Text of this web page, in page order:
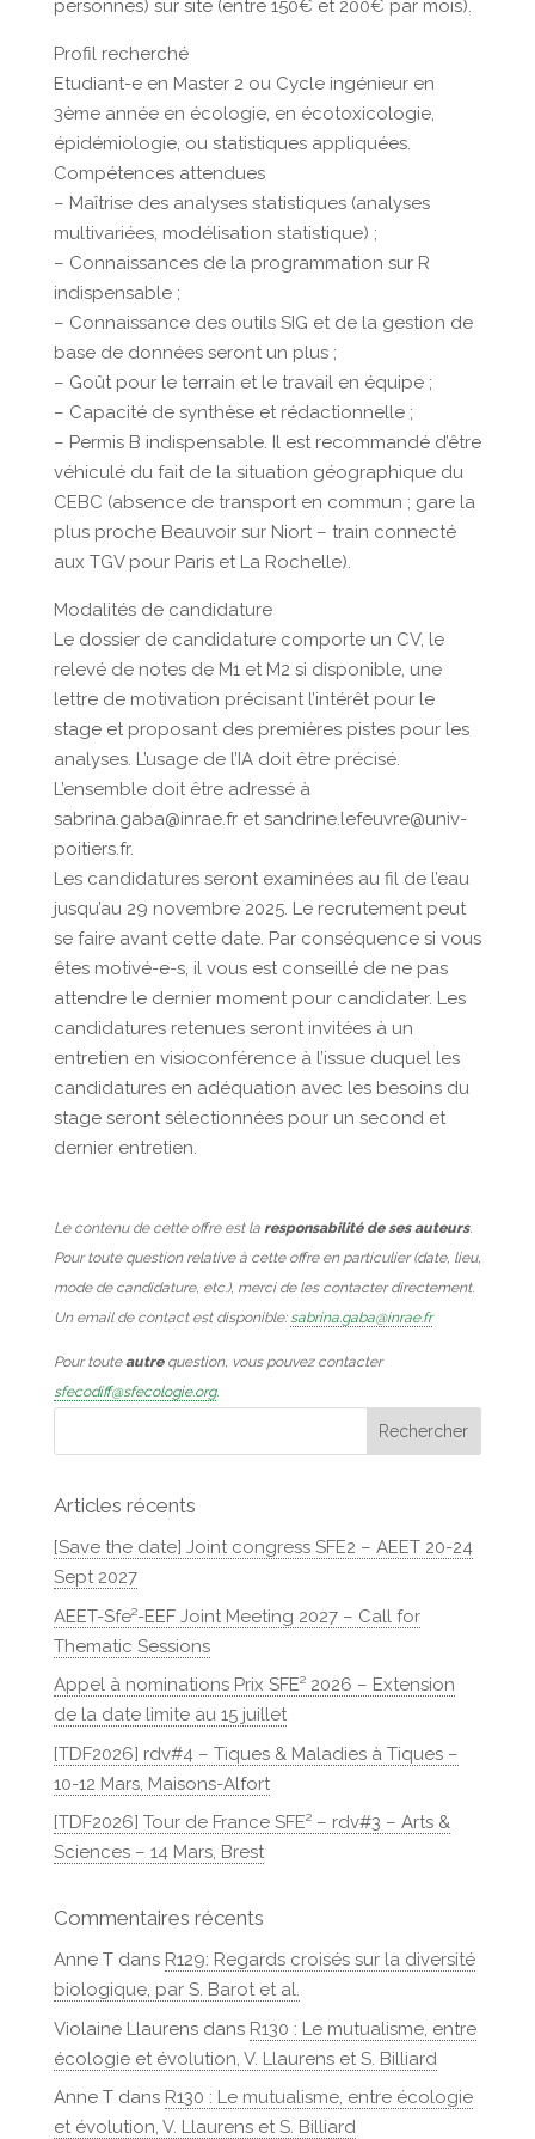
personnes) sur site (entre 150€ et 200€ par mois).
Profil recherché
Etudiant-e en Master 2 ou Cycle ingénieur en
3ème année en écologie, en écotoxicologie,
épidémiologie, ou statistiques appliquées.
Compétences attendues
– Maîtrise des analyses statistiques (analyses
multivariées, modélisation statistique) ;
– Connaissances de la programmation sur R
indispensable ;
– Connaissance des outils SIG et de la gestion de
base de données seront un plus ;
– Goût pour le terrain et le travail en équipe ;
– Capacité de synthèse et rédactionnelle ;
– Permis B indispensable. Il est recommandé d’être
véhiculé du fait de la situation géographique du
CEBC (absence de transport en commun ; gare la
plus proche Beauvoir sur Niort – train connecté
aux TGV pour Paris et La Rochelle).
Modalités de candidature
Le dossier de candidature comporte un CV, le
relevé de notes de M1 et M2 si disponible, une
lettre de motivation précisant l’intérêt pour le
stage et proposant des premières pistes pour les
analyses. L’usage de l’IA doit être précisé.
L’ensemble doit être adressé à
sabrina.gaba@inrae.fr et sandrine.lefeuvre@univ-
poitiers.fr.
Les candidatures seront examinées au fil de l’eau
jusqu’au 29 novembre 2025. Le recrutement peut
se faire avant cette date. Par conséquence si vous
êtes motivé-e-s, il vous est conseillé de ne pas
attendre le dernier moment pour candidater. Les
candidatures retenues seront invitées à un
entretien en visioconférence à l’issue duquel les
candidatures en adéquation avec les besoins du
stage seront sélectionnées pour un second et
dernier entretien.
Le contenu de cette offre est la responsabilité de ses auteurs.
Pour toute question relative à cette offre en particulier (date, lieu,
mode de candidature, etc.), merci de les contacter directement.
Un email de contact est disponible: sabrina.gaba@inrae.fr
Pour touteautrequestion, vous pouvez contacter
sfecodiff@sfecologie.org.
Articles récents
[Save the date] Joint congress SFE2 – AEET 20-24
Sept 2027
AEET-Sfe²-EEF Joint Meeting 2027 – Call for
Thematic Sessions
Appel à nominations Prix SFE² 2026 – Extension
de la date limite au 15 juillet
[TDF2026] rdv#4 – Tiques & Maladies à Tiques –
10-12 Mars, Maisons-Alfort
[TDF2026] Tour de France SFE² – rdv#3 – Arts &
Sciences – 14 Mars, Brest
Commentaires récents
Anne Tdans R129: Regards croisés sur la diversité
biologique, par S. Barot et al.
Violaine Llaurensdans R130 : Le mutualisme, entre
écologie et évolution, V. Llaurens et S. Billiard
Anne Tdans R130 : Le mutualisme, entre écologie
et évolution, V. Llaurens et S. Billiard